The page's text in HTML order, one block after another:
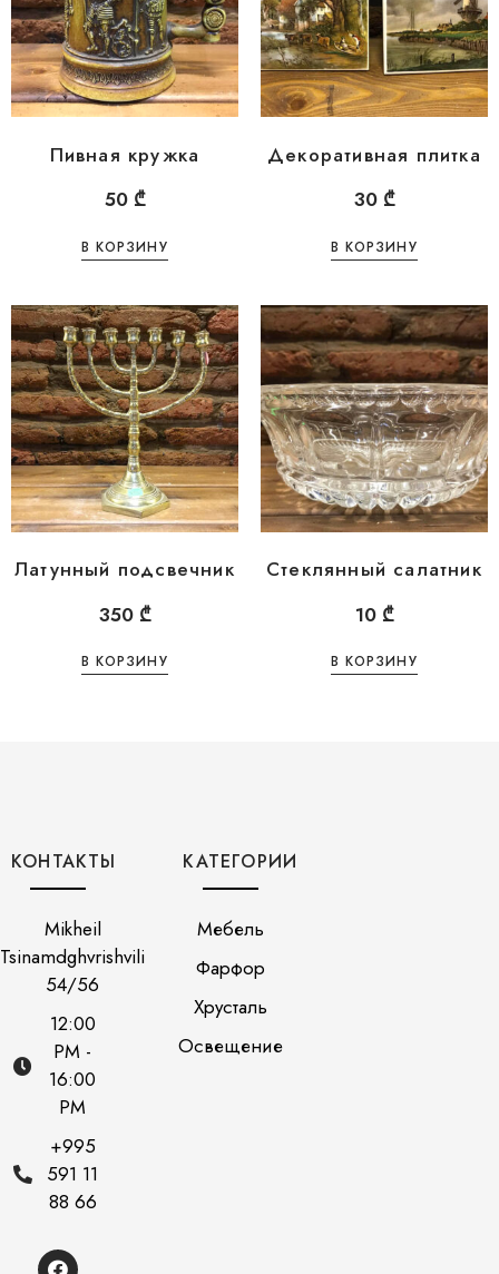
Пивная кружка
50 ₾
В КОРЗИНУ
Декоративная плитка
30 ₾
В КОРЗИНУ
Латунный подсвечник
350 ₾
В КОРЗИНУ
Стеклянный салатник
10 ₾
В КОРЗИНУ
КОНТАКТЫ
Mikheil
Tsinamdghvrishvili
54/56
12:00
PM -
16:00
PM
+995
591 11
88 66
КАТЕГОРИИ
Мебель
Фарфор
Хрусталь
Освещение